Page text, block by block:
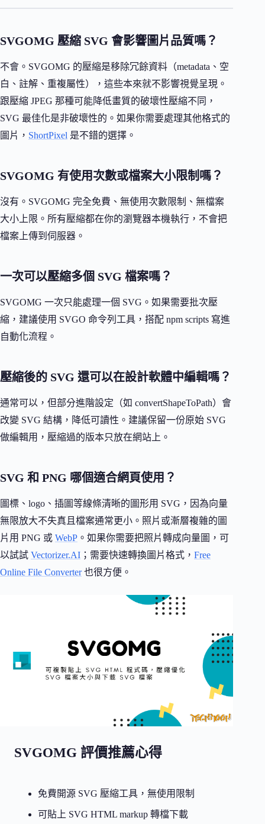
SVGOMG 壓縮 SVG 會影響圖片品質嗎？
不會。SVGOMG 的壓縮是移除冗餘資料（metadata、空
白、註解、重複屬性），這些本來就不影響視覺呈現。
跟壓縮 JPEG 那種可能降低畫質的破壞性壓縮不同，
SVG 最佳化是非破壞性的。如果你需要處理其他格式的
圖片， ShortPixel 是不錯的選擇。
SVGOMG 有使用次數或檔案大小限制嗎？
沒有。SVGOMG 完全免費、無使用次數限制、無檔案
大小上限。所有壓縮都在你的瀏覽器本機執行，不會把
檔案上傳到伺服器。
一次可以壓縮多個 SVG 檔案嗎？
SVGOMG 一次只能處理一個 SVG。如果需要批次壓
縮，建議使用 SVGO 命令列工具，搭配 npm scripts 寫進
自動化流程。
壓縮後的 SVG 還可以在設計軟體中編輯嗎？
通常可以，但部分進階設定（如 convertShapeToPath）會
改變 SVG 結構，降低可讀性。建議保留一份原始 SVG
做編輯用，壓縮過的版本只放在網站上。
SVG 和 PNG 哪個適合網頁使用？
圖標、logo、插圖等線條清晰的圖形用 SVG，因為向量
無限放大不失真且檔案通常更小。照片或漸層複雜的圖
片用 PNG 或 WebP 。如果你需要把照片轉成向量圖，可
以試試 Vectorizer.AI ；需要快速轉換圖片格式， Free
Online File Converter也很方便。
SVGOMG 評價推薦心得
免費開源 SVG 壓縮工具，無使用限制
可貼上 SVG HTML markup 轉檔下載